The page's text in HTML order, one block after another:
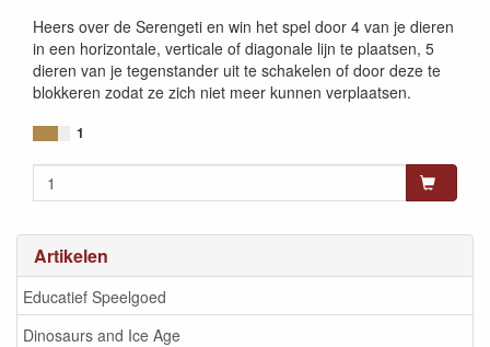
Artikelen
Educatief Speelgoed
Dinosaurs and Ice Age
Heers over de Serengeti en win het spel door 4 van je dieren
in een horizontale, verticale of diagonale lijn te plaatsen, 5
dieren van je tegenstander uit te schakelen of door deze te
blokkeren zodat ze zich niet meer kunnen verplaatsen.
1